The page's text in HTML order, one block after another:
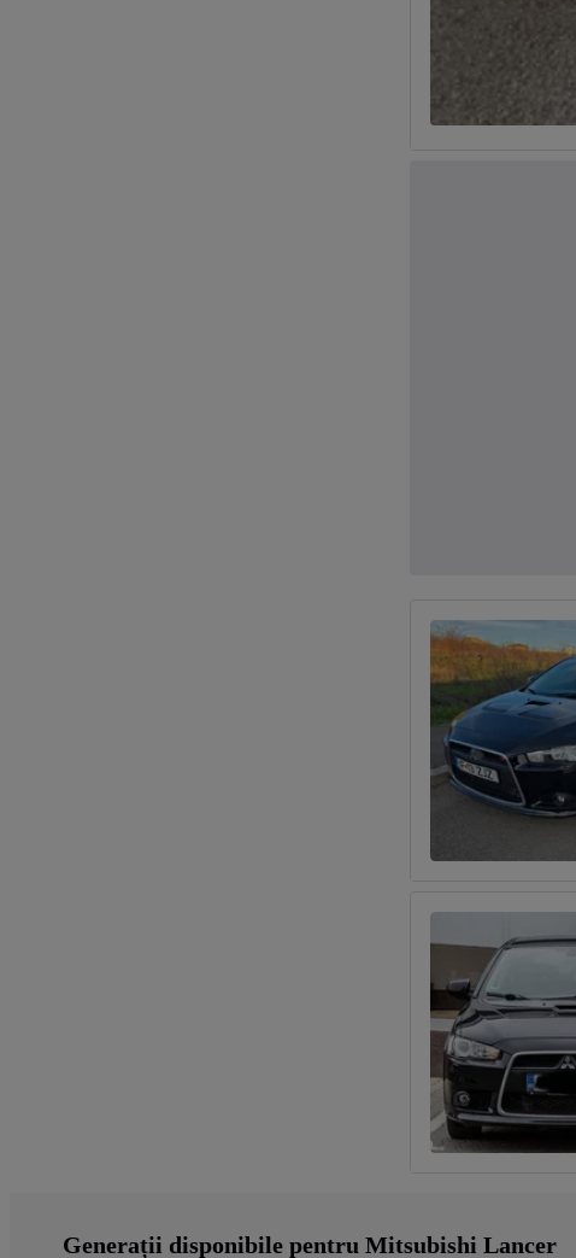
Generații disponibile pentru Mitsubishi Lancer